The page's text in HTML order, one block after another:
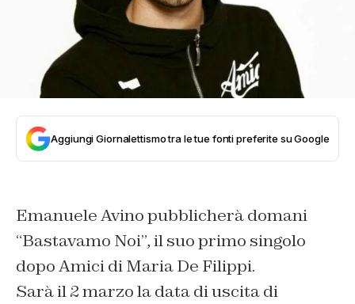
Aggiungi Giornalettismo tra le tue fonti preferite su Google
Emanuele Avino pubblicherà domani
“Bastavamo Noi”, il suo primo singolo
dopo Amici di Maria De Filippi.
Sarà il 2 marzo la data di uscita di